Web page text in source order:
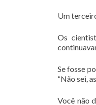
Um
Os
Se fosse
“Não sei,
Você não